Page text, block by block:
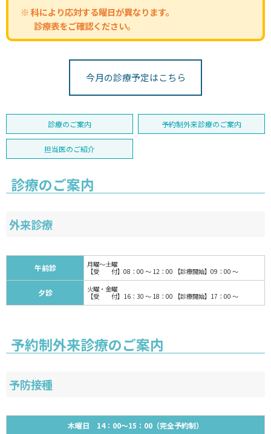
※ 科により応対する曜日が異なります。
診療表をご確認ください。
今月の診療予定はこちら
診療のご案内 予約制外来診療のご案内
担当医のご紹介
診療のご案内
外来診療
午前診
月曜～土曜
【受 付】08：00 ～ 12：00 【診療開始】09：00 ～
夕診
火曜・金曜
【受 付】16：30 ～ 18：00 【診療開始】17：00 ～
予約制外来診療のご案内
予防接種
木曜日 14：00～15：00（完全予約制）